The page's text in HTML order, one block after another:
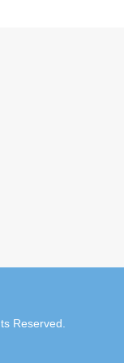
Reserved.